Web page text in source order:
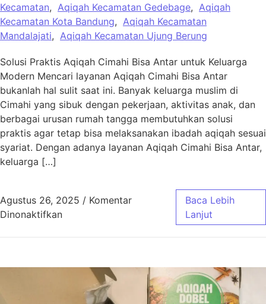
Kecamatan, Aqiqah Kecamatan Gedebage, Aqiqah
Kecamatan Kota Bandung, Aqiqah Kecamatan
Mandalajati, Aqiqah Kecamatan Ujung Berung
Solusi Praktis Aqiqah Cimahi Bisa Antar untuk Keluarga
Modern Mencari layanan Aqiqah Cimahi Bisa Antar
bukanlah hal sulit saat ini. Banyak keluarga muslim di
Cimahi yang sibuk dengan pekerjaan, aktivitas anak, dan
berbagai urusan rumah tangga membutuhkan solusi
praktis agar tetap bisa melaksanakan ibadah aqiqah sesuai
syariat. Dengan adanya layanan Aqiqah Cimahi Bisa Antar,
keluarga […]
Agustus 26, 2025 / Komentar
Dinonaktifkanpada Aqiqah Cimahi Bisa Antar ke Rumah
Baca Lebih
Lanjut